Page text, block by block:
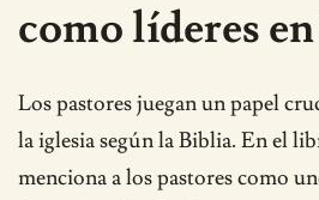
como líderes
Los pastores juegan un papel
la iglesia según la Biblia. En el
menciona a los pastores como